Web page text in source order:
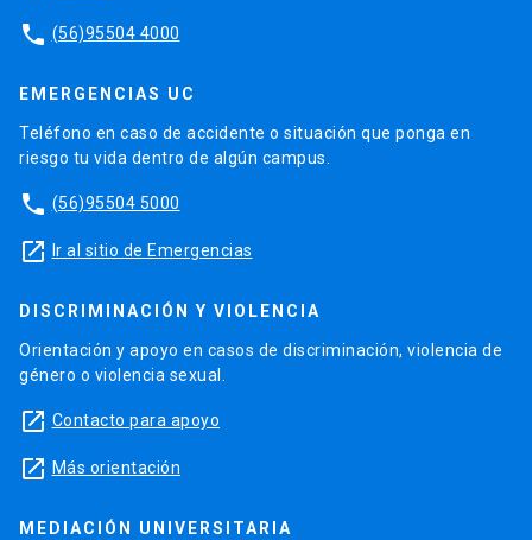
phone (56)95504 4000
EMERGENCIAS UC
Teléfono en caso de accidente o situación que ponga en
riesgo tu vida dentro de algún campus.
phone (56)95504 5000
launch Ir al sitio de Emergencias
DISCRIMINACIÓN Y VIOLENCIA
Orientación y apoyo en casos de discriminación, violencia de
género o violencia sexual.
launch Contacto para apoyo
launch Más orientación
MEDIACIÓN UNIVERSITARIA